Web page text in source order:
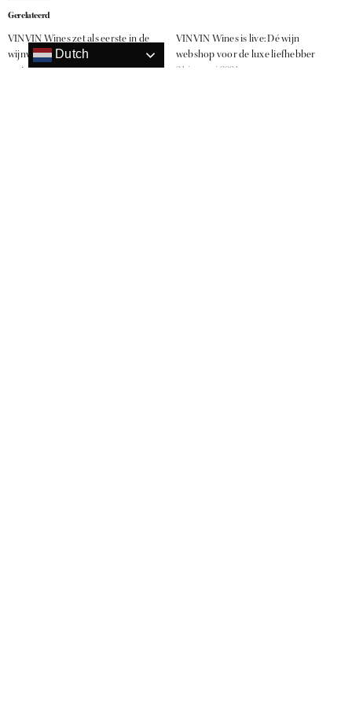
Gerelateerd
VINVIN Wines zet als eerste in de
wijnwereld stappen in de
metaverse
VINVIN Wines is live: Dé wijn
webshop voor de luxe liefhebber
21 januari 2021
Dutch